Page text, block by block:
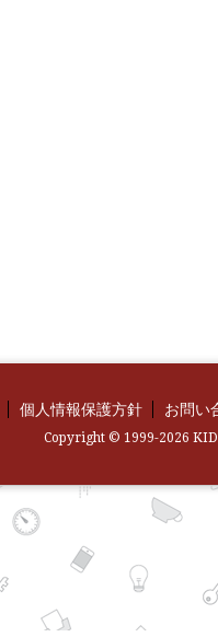
個人情報保護方針 お問い
Copyright © 1999-2026